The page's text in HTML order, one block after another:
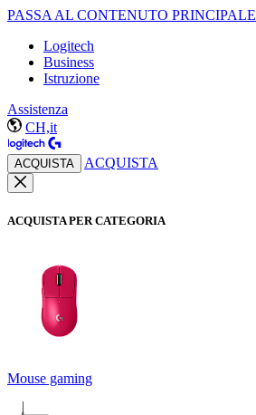
PASSA AL CONTENUTO PRINCIPALE
Logitech
Business
Istruzione
Assistenza
CH,it
ACQUISTA ACQUISTA
ACQUISTA PER CATEGORIA
Mouse gaming